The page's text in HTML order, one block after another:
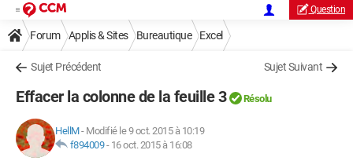
Question
Forum Applis & Sites Bureautique Excel
Sujet Précédent Sujet Suivant
Effacer la colonne de la feuille 3 Résolu
HellM- Modifié le 9 oct. 2015 à 10:19
f894009- 16 oct. 2015 à 16:08